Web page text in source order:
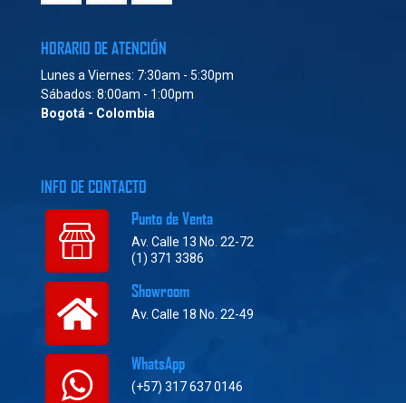
HORARIO DE ATENCIÓN
Lunes a Viernes: 7:30am - 5:30pm
Sábados: 8:00am - 1:00pm
Bogotá - Colombia
INFO DE CONTACTO
Punto de Venta
Av. Calle 13 No. 22-72
(1) 371 3386
Showroom
Av. Calle 18 No. 22-49
WhatsApp
(+57) 317 637 0146